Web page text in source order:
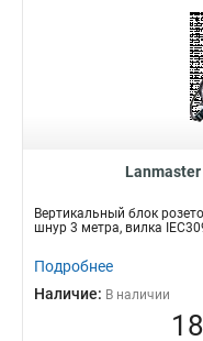
Lanmaster
Вертикальный блок
шнур 3 метра, вилка
Подробнее
Наличие: В наличии